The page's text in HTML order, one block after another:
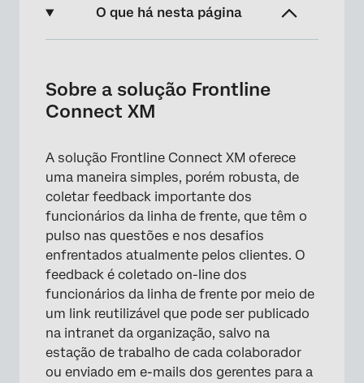
O que há nesta página
Criando o Frontline Connect
Personalização Pesquisa do Frontline
Fluxos de trabalho pré-configurados
Compartilhando a conexão da linha de
frente com os funcionários
Dashboards
Outras formas de visualizar dados
Notificações semanais de resposta
Termos de uso: Soluções CX COVID-19
Perguntas frequentes
Sobre a solução Frontline
Connect XM
A solução Frontline Connect XM oferece
uma maneira simples, porém robusta, de
coletar feedback importante dos
funcionários da linha de frente, que têm o
pulso nas questões e nos desafios
enfrentados atualmente pelos clientes. O
feedback é coletado on-line dos
funcionários da linha de frente por meio de
um link reutilizável que pode ser publicado
na intranet da organização, salvo na
estação de trabalho de cada colaborador
ou enviado em e-mails dos gerentes para a